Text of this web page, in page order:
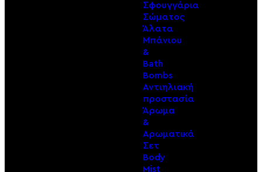
Σφουγγάρια
Σώματος
Άλατα
Μπάνιου
&
Bath
Bombs
Αντιηλιακή
προστασία
Άρωμα
&
Αρωματικά
Σετ
Body
Mist